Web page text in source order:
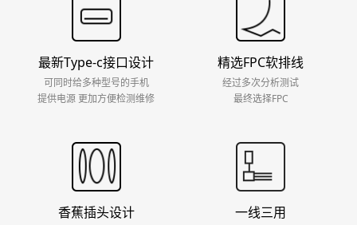
最新Type-c接口设计
可同时给多种型号的手机
提供电源 更加方便检测维修
精选FPC软排线
经过多次分析测试
最终选择FPC
香蕉插头设计 一线三用